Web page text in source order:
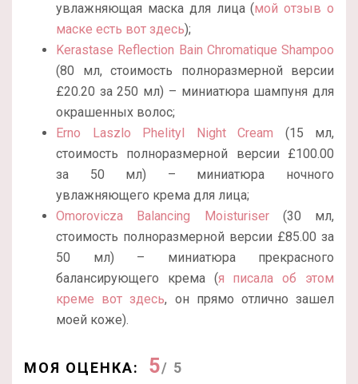
увлажняющая маска для лица (мой отзыв о
маске есть вот здесь);
Kerastase Reflection Bain Chromatique Shampoo
(80 мл, стоимость полноразмерной версии
£20.20 за 250 мл) – миниатюра шампуня для
окрашенных волос;
Erno Laszlo Phelityl Night Cream (15 мл,
стоимость полноразмерной версии £100.00
за 50 мл) – миниатюра ночного
увлажняющего крема для лица;
Omorovicza Balancing Moisturiser(30 мл,
стоимость полноразмерной версии £85.00 за
50 мл) – миниатюра прекрасного
балансирующего крема (я писала об этом
креме вот здесь, он прямо отлично зашел
моей коже).
МОЯ ОЦЕНКА: 5/ 5